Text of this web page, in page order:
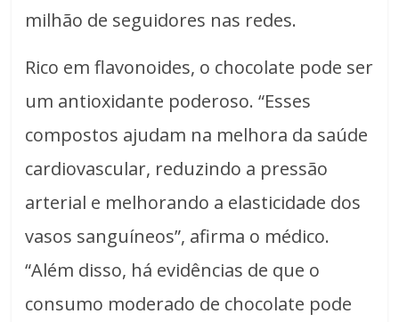
milhão de seguidores nas redes.
Rico em flavonoides, o chocolate pode ser
um antioxidante poderoso. “Esses
compostos ajudam na melhora da saúde
cardiovascular, reduzindo a pressão
arterial e melhorando a elasticidade dos
vasos sanguíneos”, afirma o médico.
“Além disso, há evidências de que o
consumo moderado de chocolate pode